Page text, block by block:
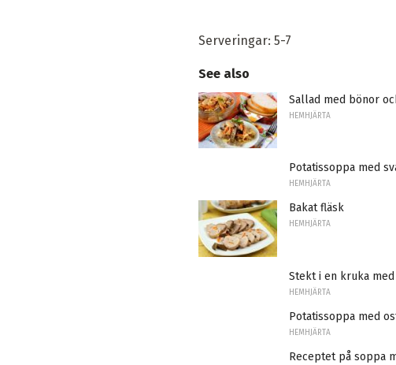
Serveringar: 5-7
See also
Sallad med bönor
HEMHJÄRTA
Potatissoppa med
HEMHJÄRTA
Bakat fläsk
HEMHJÄRTA
Stekt i en kruka
HEMHJÄRTA
Potatissoppa med
HEMHJÄRTA
Receptet på soppa